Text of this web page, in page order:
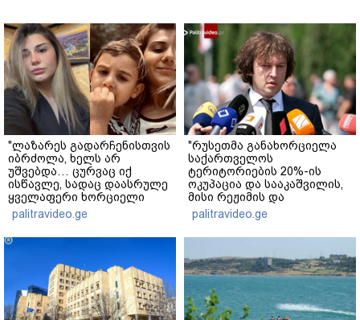
"ლაზარეს გადარჩენისთვის
იბრძოლა, ხელს არ
უშვებდა… ცურვაც იქ
ისწავლე, სადაც დაასრულე
ყველაფერი ხორციელი
ცხოვრებიდან" – რას წერს
ხობში დაღუპული დედა-
შვილის ახლობელი?
palitravideo.ge
"რუსეთმა განახორციელა
საქართველოს
ტერიტორიების 20%-ის
ოკუპაცია და სააკაშვილის,
მისი რეჟიმის და
"ნაცმოძრაობის" ღალატი
ვერანაირად ვერ
გადაფარავს ამ
კობახიძე
palitravideo.ge